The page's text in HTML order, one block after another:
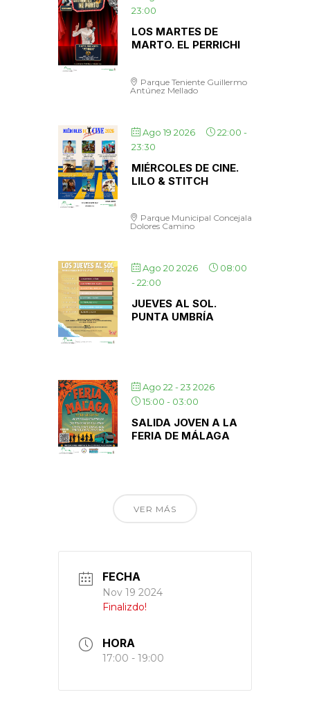
23:00
LOS MARTES DE
MARTO. EL PERRICHI
Parque Teniente Guillermo
Antúnez Mellado
Ago 19 2026 22:00 -
23:30
MIÉRCOLES DE CINE.
LILO & STITCH
Parque Municipal Concejala
Dolores Camino
Ago 20 2026
08:00
-22:00
JUEVES AL SOL.
PUNTA UMBRÍA
Ago 22 - 23 2026
15:00 - 03:00
SALIDA JOVEN A LA
FERIA DE MÁLAGA
VER MÁS
FECHA
Nov 19 2024
Finalizdo!
HORA
17:00 - 19:00